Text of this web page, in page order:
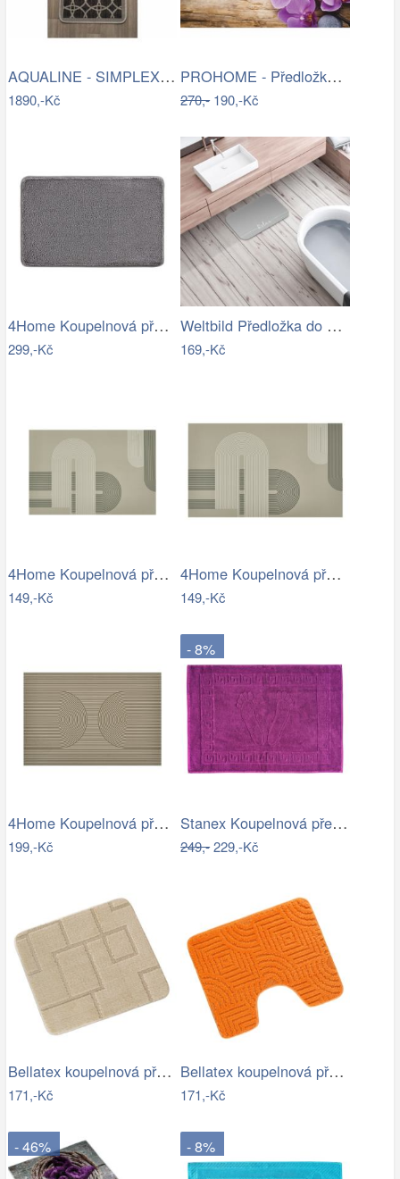
AQUALINE - SIMPLEX ECO skříňka za…
1890,-Kč
PROHOME - Předložka koupelnová 45x70cm…
270,-190,-Kč
4Home Koupelnová předložka Comfort, 40…
299,-Kč
Weltbild Předložka do koupelny Relax,…
169,-Kč
4Home Koupelnová předložka Abstract, 40…
149,-Kč
4Home Koupelnová předložka Abstract, 50…
149,-Kč
4Home Koupelnová předložka Infinity, 40…
199,-Kč
- 8%
Stanex Koupelnová předložka Mexico…
249,-229,-Kč
Bellatex koupelnová předložka BANY…
171,-Kč
Bellatex koupelnová předložka BANY…
171,-Kč
- 46% - 8%